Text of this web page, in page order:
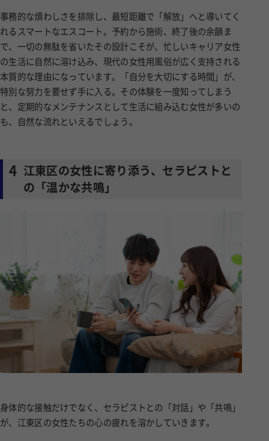
れるスマートなエスコート。予約から施術、終了後の余韻ま
で、一切の無駄を省いたその設計こそが、忙しいキャリア女性
の生活に自然に溶け込み、現代の女性用風俗が広く支持される
本質的な理由になっています。「自分を大切にする時間」が、
特別な努力を要せず手に入る。その体験を一度知ってしまう
と、定期的なメンテナンスとして生活に組み込む女性が多いの
も、自然な流れといえるでしょう。
の「温かな共鳴」
が、江東区の女性たちの心の疲れを溶かしていきます。